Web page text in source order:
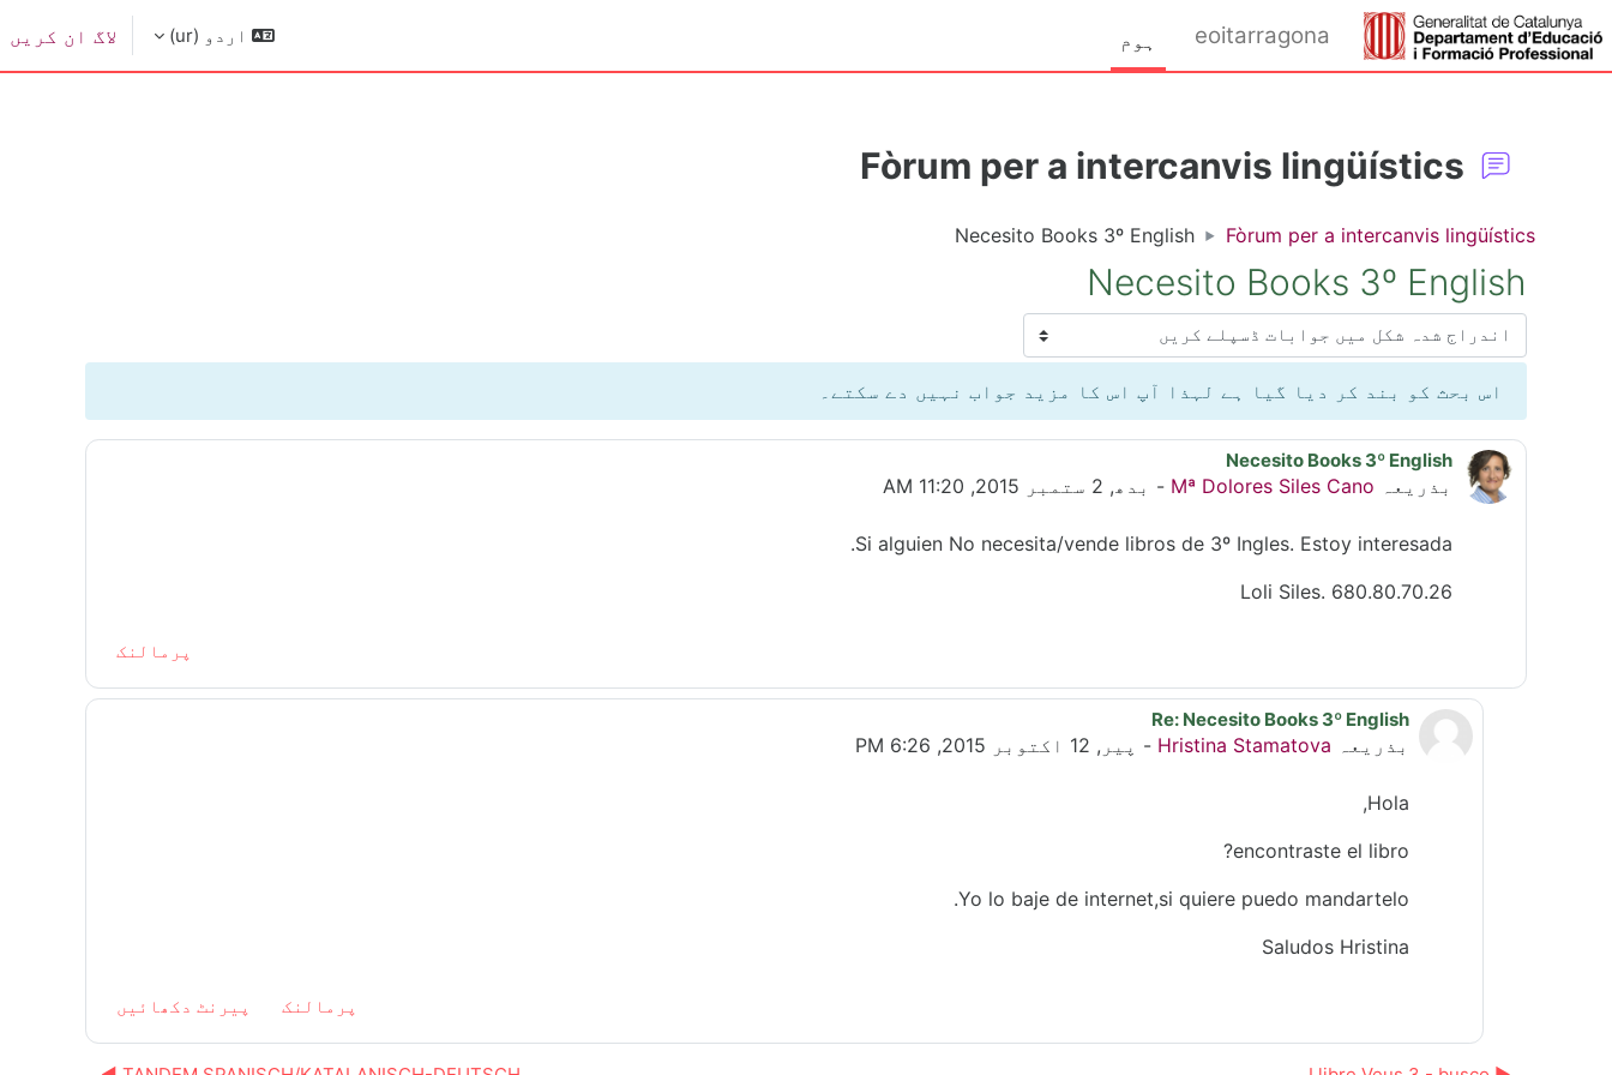
اصل مواد کی طرف جائیں
eoitarragona ہوم اردو ‎(ur)‎ لاگ ان کریں
Fòrum per a intercanvis lingüístics
Fòrum per a intercanvis lingüístics
Necesito Books 3º English
Necesito Books 3º English
ڈسپلے موڈ
اس بحث کو بند کر دیا گیا ہے لہذا آپ اس کا مزید جواب نہیں دے سکتے۔
Necesito Books 3º English
بذریعہ Mª Dolores Siles Cano
- بدھ, 2 ستمبر 2015, 11:20 AM
جوابات کی تعداد: 1
Si alguien No necesita/vende libros de 3º Ingles. Estoy interesada.
Loli Siles. 680.80.70.26
پرمالنک
Mª Dolores Siles Cano کے جواب میں
Re: Necesito Books 3º English
بذریعہ Hristina Stamatova
- پیر, 12 اکتوبر 2015, 6:26 PM
Hola,
encontraste el libro?
Yo lo baje de internet,si quiere puedo mandartelo.
Saludos Hristina
پرمالنک پیرنٹ دکھائیں